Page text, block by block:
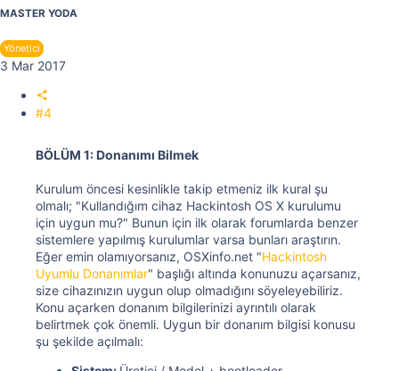
MASTER YODA
Yönetici
3 Mar 2017
#4
BÖLÜM 1: Donanımı Bilmek
Kurulum öncesi kesinlikle takip etmeniz ilk kural şu
olmalı; "Kullandığım cihaz Hackintosh OS X kurulumu
için uygun mu?" Bunun için ilk olarak forumlarda benzer
sistemlere yapılmış kurulumlar varsa bunları araştırın.
Eğer emin olamıyorsanız, OSXinfo.net "Hackintosh
Uyumlu Donanımlar" başlığı altında konunuzu açarsanız,
size cihazınızın uygun olup olmadığını söyeleyebiliriz.
Konu açarken donanım bilgilerinizi ayrıntılı olarak
belirtmek çok önemli. Uygun bir donanım bilgisi konusu
şu şekilde açılmalı: